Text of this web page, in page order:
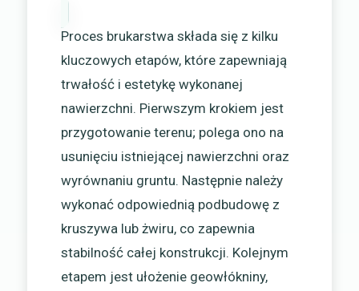
Proces brukarstwa składa się z kilku
kluczowych etapów, które zapewniają
trwałość i estetykę wykonanej
nawierzchni. Pierwszym krokiem jest
przygotowanie terenu; polega ono na
usunięciu istniejącej nawierzchni oraz
wyrównaniu gruntu. Następnie należy
wykonać odpowiednią podbudowę z
kruszywa lub żwiru, co zapewnia
stabilność całej konstrukcji. Kolejnym
etapem jest ułożenie geowłókniny,